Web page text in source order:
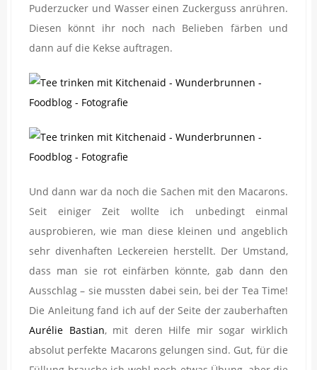
Puderzucker und Wasser einen Zuckerguss anrühren.
Diesen könnt ihr noch nach Belieben färben und
dann auf die Kekse auftragen.
Und dann war da noch die Sachen mit den Macarons.
Seit einiger Zeit wollte ich unbedingt einmal
ausprobieren, wie man diese kleinen und angeblich
sehr divenhaften Leckereien herstellt. Der Umstand,
dass man sie rot einfärben könnte, gab dann den
Ausschlag – sie mussten dabei sein, bei der Tea Time!
Die Anleitung fand ich auf der Seite der zauberhaften
Aurélie Bastian, mit deren Hilfe mir sogar wirklich
absolut perfekte Macarons gelungen sind. Gut, für die